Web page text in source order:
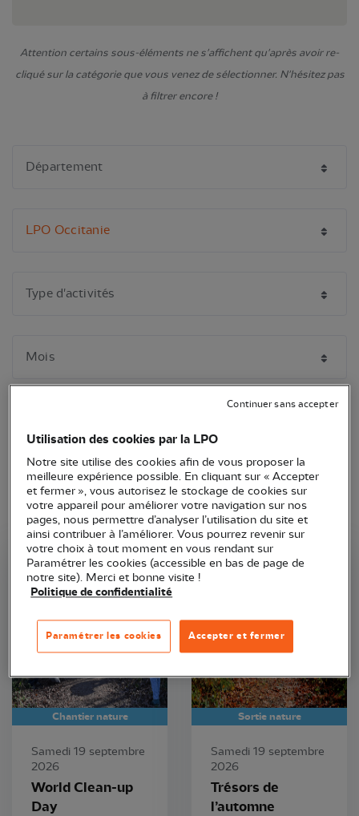
Attention certains sous-éléments ne s'affichent qu'après avoir re-
cliqué sur la catégorie que vous venez de sélectionner. N'hésitez pas
à filtrer encore !
LPO Occitanie
Chantier nature
Samedi 19 septembre
2026
World Clean-up
Day
Sortie nature
Samedi 19 septembre
2026
Trésors de
l’automne
Utilisation des cookies par la LPO
Notre site utilise des cookies afin de vous proposer la
meilleure expérience possible. En cliquant sur « Accepter
et fermer », vous autorisez le stockage de cookies sur
votre appareil pour améliorer votre navigation sur nos
pages, nous permettre d’analyser l’utilisation du site et
ainsi contribuer à l’améliorer. Vous pourrez revenir sur
votre choix à tout moment en vous rendant sur
Paramétrer les cookies (accessible en bas de page de
notre site). Merci et bonne visite !
Politique de confidentialité
Accepter et fermer
Paramétrer les cookies
Continuer sans accepter